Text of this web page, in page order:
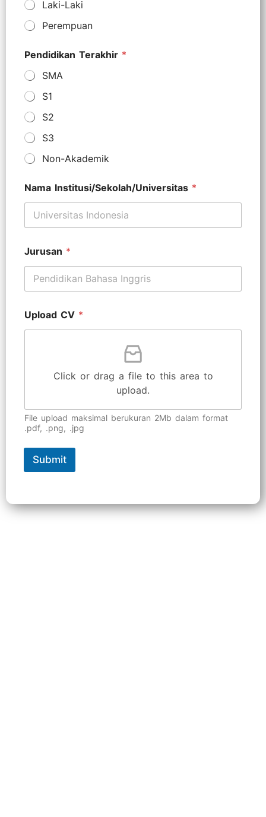
Laki-Laki
Perempuan
Pendidikan Terakhir *
SMA
S1
S2
S3
Non-Akademik
Nama Institusi/Sekolah/Universitas *
Jurusan *
Upload CV *
Click or drag a file to this area to
upload.
File upload maksimal berukuran 2Mb dalam format
.pdf, .png, .jpg
Submit